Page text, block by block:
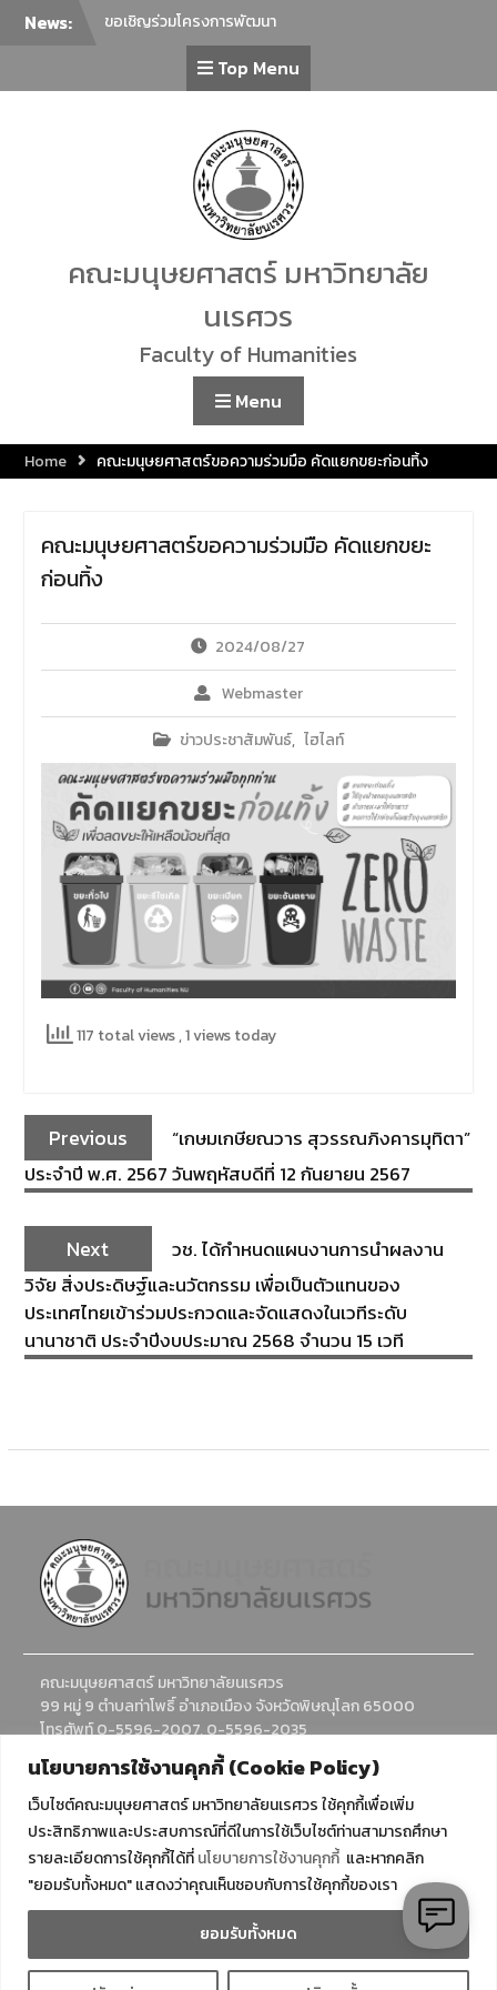
นโยบายการใช้งานคุกกี้ (Cookie Policy)
เว็บไซต์คณะมนุษยศาสตร์ มหาวิทยาลัยนเรศวร ใช้คุกกี้เพื่อเพิ่ม
ประสิทธิภาพและประสบการณ์ที่ดีในการใช้เว็บไซต์ท่านสามารถศึกษา
รายละเอียดการใช้คุกกี้ได้ที่นโยบายการใช้งานคุกกี้ และหากคลิก
"ยอมรับทั้งหมด" แสดงว่าคุณเห็นชอบกับการใช้คุกกี้ของเรา
ยอมรับทั้งหมด
News:
ขอเชิญร่วมโครงการพัฒนา
ภาษาเพื่อยกระดับภาษาไทยสู่
นานาชาติ ครั้งที่ 2 ในหัวข้อ “การ
ล่าม การแปลภาษาไทยในฐานะ
ภาควิชาศิลปะการแสดง คณะ
มนุษยศาสตร์ มหาวิทยาลัย
นเรศวร ขอเชิญทุกท่านร่วมรับ
ชม การแสดงรำเดี่ยวมาตรฐาน
ทางด้านนาฏศิลป์ไทย ประจำปี
2569 โดยนิสิตชั้นปีที่ 4 สาขา
ขอเชิญเข้าร่วมกิจกรรม Lunch
Talk คณะมนุษยศาสตร์
คณะมนุษยศาสตร์ มหาวิทยาลัย
กิจกรรม “โครงการเชิดชูเกียรติ
ศิลปินท้องถิ่น”
โอกาสครบรอบ 36 ปี วันคล้าย
วันสถาปนาคณะมนุษยศาสตร์
มหาวิทยาลัยนเรศวร ด้วยการ
สงฆ์และสามเณร จำนวน 36 รูป
Top Menu
คณะมนุษยศาสตร์ มหาวิทยาลัย
นเรศวร
Faculty of Humanities
Menu
Home คณะมนุษยศาสตร์ขอความร่วมมือ คัดแยกขยะก่อนทิ้ง
คณะมนุษยศาสตร์ขอความร่วมมือ คัดแยกขยะ
ก่อนทิ้ง
2024/08/27
Webmaster
ข่าวประชาสัมพันธ์, ไฮไลท์
117 total views, 1 views today
Previous
“เกษมเกษียณวาร สุวรรณภิงคารมุทิตา”
ประจำปี พ.ศ. 2567 วันพฤหัสบดีที่ 12 กันยายน 2567
Next
วช. ได้กำหนดแผนงานการนำผลงาน
วิจัย สิ่งประดิษฐ์และนวัตกรรม เพื่อเป็นตัวแทนของ
ประเทศไทยเข้าร่วมประกวดและจัดแสดงในเวทีระดับ
นานาชาติ ประจำปีงบประมาณ 2568 จำนวน 15 เวที
คณะมนุษยศาสตร์ มหาวิทยาลัยนเรศวร
99 หมู่ 9 ตำบลท่าโพธิ์ อำเภอเมือง จังหวัดพิษณุโลก 65000
โทรศัพท์ 0-5596-2007, 0-5596-2035
อีเมล : humanadmission@nu.ac.th
Copyright © All rights reserved. 2024 มหาวิทยาลัยนเรศวร
Naresuan University Powered by CITCOMS